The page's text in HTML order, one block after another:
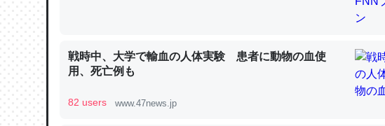
ウチもEchoを実家に置いて４年。でたまに覗いてる。ぼちぼちRing
中。あと、Googleマップで位置情報を共有してる。電池残量や充電中
戦時中、大学で輸血の人体実験 患者に動物の血使
用、死亡例も
82 users www.47news.jp